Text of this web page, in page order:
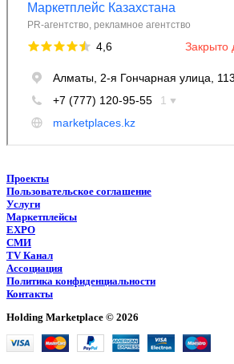
Проекты
Пользовательское соглашение
Услуги
Маркетплейсы
EXPO
СМИ
TV Канал
Ассоциация
Политика конфиденциальности
Контакты
Holding Marketplace © 2026